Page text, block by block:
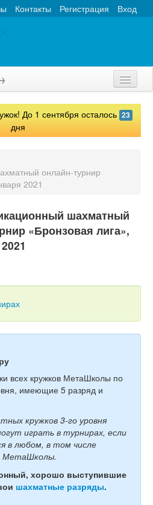
Вход
Регистрация
Контакты
До 1 сентября осталось 23
дня
онлайн-турнир
2021
шахматный
«Бронзовая лига»,
всех кружков МетаШколы по
имеющие 5 разряд и
кружков 3-го уровня
играть в турнирах, если
в любом, в том числе
МетаШколы.
хорошо выступившие
шахматные разряды.